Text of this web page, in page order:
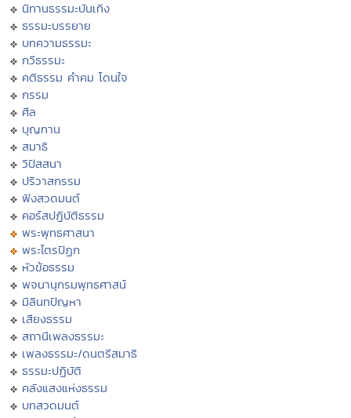
นิทานธรรมะบันเทิง
ธรรมะบรรยาย
บทความธรรมะ
กวีธรรมะ
คติธรรม คำคม โดนใจ
กรรม
ศีล
บุญทาน
สมาธิ
วิปัสสนา
ปริวาสกรรม
ฟังสวดมนต์
คอร์สปฏิบัติธรรม
พระพุทธศาสนา
พระไตรปิฏก
หัวข้อธรรม
พจนานุกรมพุทธศาสน์
มิลินทปัญหา
เสียงธรรม
สถานีเพลงธรรมะ
เพลงธรรมะ/ดนตรีสมาธิ
ธรรมะปฏิบัติ
คลังแสงแห่งธรรม
บทสวดมนต์